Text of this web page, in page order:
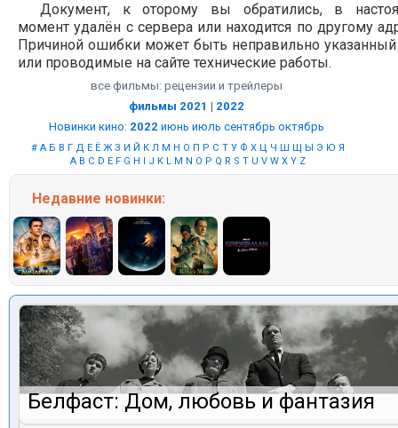
Документ, к оторому вы обратились, в
момент удалён с сервера или находится по другому
Причиной ошибки может быть неправильно указанный
или проводимые на сайте технические работы.
все фильмы: рецензии и трейлеры
фильмы 2021 | 2022
Новинки кино: 2022 июнь июль сентябрь октябрь
# А Б В Г Д Е Ё Ж З И Й К Л М Н О П Р С Т У Ф Х Ц Ч Ш Щ Ы Э Ю Я
A B C D E F G H I J K L M N O P Q R S T U V W X Y Z
Недавние новинки:
Белфаст: Дом, любовь и фантазия